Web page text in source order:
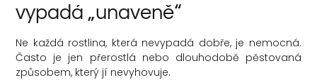
vypadá „unaveně“
Ne každá rostlina, která nevypadá dobře, je nemocná.
Často je jen přerostlá nebo dlouhodobě pěstovaná
způsobem, který jí nevyhovuje.